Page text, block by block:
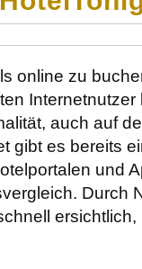
online zu
Internetnutzer
auch auf
gibt es bereits
und
Durch